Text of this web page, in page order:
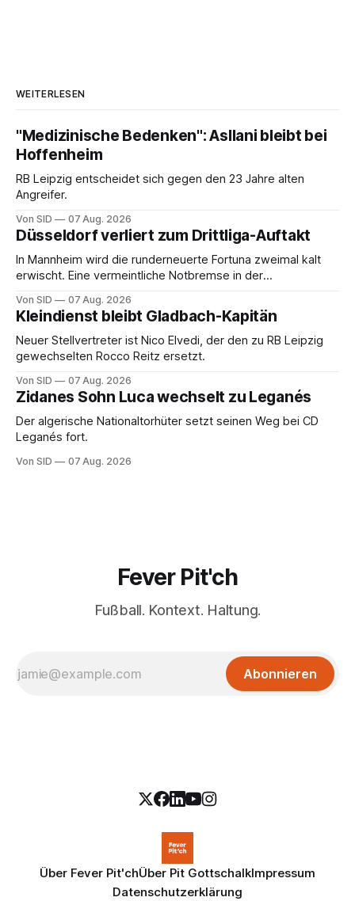
WEITERLESEN
"Medizinische Bedenken": Asllani bleibt bei
Hoffenheim
RB Leipzig entscheidet sich gegen den 23 Jahre alten
Angreifer.
Von SID 07 Aug. 2026
Düsseldorf verliert zum Drittliga-Auftakt
In Mannheim wird die runderneuerte Fortuna zweimal kalt
erwischt. Eine vermeintliche Notbremse in der
Von SID 07 Aug. 2026
Kleindienst bleibt Gladbach-Kapitän
Neuer Stellvertreter ist Nico Elvedi, der den zu RB Leipzig
gewechselten Rocco Reitz ersetzt.
Von SID 07 Aug. 2026
Zidanes Sohn Luca wechselt zu Leganés
Der algerische Nationaltorhüter setzt seinen Weg bei CD
Leganés fort.
Von SID 07 Aug. 2026
Fever Pit'ch
Fußball. Kontext. Haltung.
Abonnieren
Über Fever Pit'chÜber Pit GottschalkImpressum
Datenschutzerklärung